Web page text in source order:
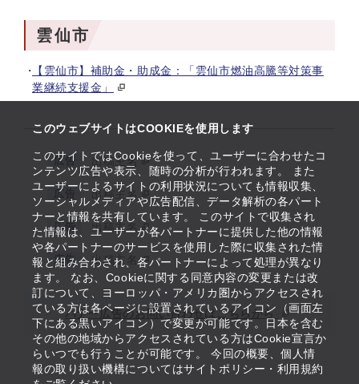
このウェブサイトはCOOKIEを使用します
このサイトではCookieを使って、ユーザーに合わせたコ
ンテンツ広告や表示、随時の分析が行われます。 また
ユーザーによるサイトの利用状況についても情報収集、
ソーシャルメディアや広告配信、データ解析の各パート
ナーと情報を共有しています。 このサイトで収集され
た情報は、ユーザーが各パートナーに提供した他の情報
や各パートナーのサービスを使用した際に収集された情
報と組み合わされ、各パートナーによって処理が異なり
ます。 なお、Cookieに関する同意内容の変更または改
訂について、ヨーロッパ・アメリカ圏からアクセスされ
ている方は各ページに設置されているアイコン（画面左
下にある黒いアイコン）で変更が可能です。日本を含む
その他の地域からアクセスされている方はCookie宣言か
らいつでも行うことが可能です。 今回の概要、個人情
報の取り扱い機構についてはサイトポリシー・利用規約
雲仙市
【雲仙市】補助金・助成金：「雲仙市燃油高騰等対策事
業継続支援金」
広告 出稿主名
広告 出稿主名
広告 出稿主名
広告 出稿主名
バナー広告のお問い合わせはこちらから